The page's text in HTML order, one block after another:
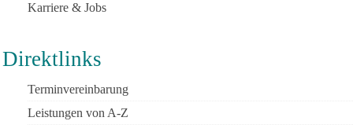
Karriere & Jobs
Direktlinks
Terminvereinbarung
Leistungen von A-Z